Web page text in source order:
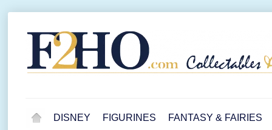
DISNEY FIGURINES
FANTASY & FAIRIES